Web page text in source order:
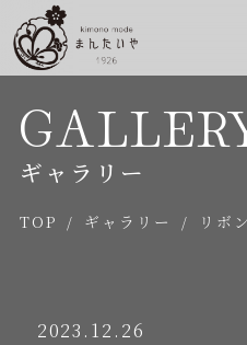
ギャラリー
TOP / ギャラリー / リボ
2023.12.26